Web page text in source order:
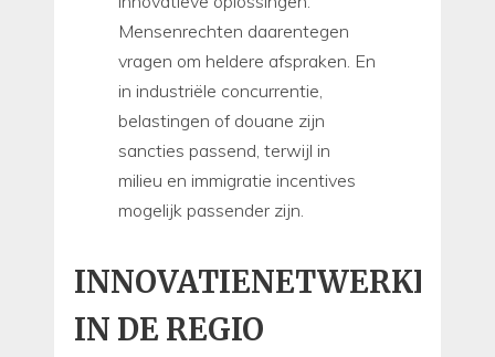
Mensenrechten daarentegen
vragen om heldere afspraken. En
in industriële concurrentie,
belastingen of douane zijn
sancties passend, terwijl in
milieu en immigratie incentives
mogelijk passender zijn.
INNOVATIENETWERKEN
IN DE REGIO